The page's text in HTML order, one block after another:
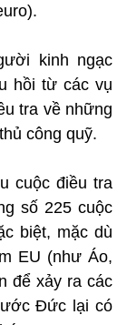
kinh ngạc
hồi từ các vụ
tra về những
công quỹ.
cuộc điều tra
số 225 cuộc
biệt, mặc dù
EU (như Áo,
để xảy ra các
Đức lại có